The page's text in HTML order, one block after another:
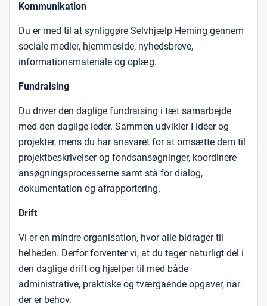
Kommunikation
Du er med til at synliggøre Selvhjælp Herning gennem
sociale medier, hjemmeside, nyhedsbreve,
informationsmateriale og oplæg.
Fundraising
Du driver den daglige fundraising i tæt samarbejde
med den daglige leder. Sammen udvikler I idéer og
projekter, mens du har ansvaret for at omsætte dem til
projektbeskrivelser og fondsansøgninger, koordinere
ansøgningsprocesserne samt stå for dialog,
dokumentation og afrapportering.
Drift
Vi er en mindre organisation, hvor alle bidrager til
helheden. Derfor forventer vi, at du tager naturligt del i
den daglige drift og hjælper til med både
administrative, praktiske og tværgående opgaver, når
der er behov.